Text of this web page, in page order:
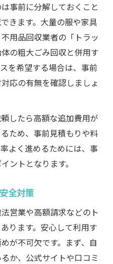
事前に分解しておくこと
きます。大量の服や家具
用品回収業者の「トラッ
の粗大ごみ回収と併用す
を希望する場合は、事前
応の有無を確認しましょ
したら高額な追加費用が
ため、事前見積もりや料
よく進めるためには、事
ントとなります。
全対策
営業や高額請求などのト
ります。安心して利用す
が不可欠です。まず、自
か、公式サイトや口コミ